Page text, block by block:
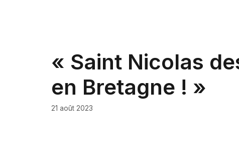
« Saint Nicolas
en Bretagne ! »
21 août 2023